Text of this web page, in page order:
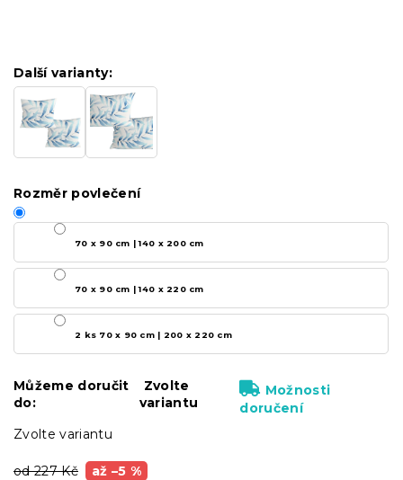
od 227 Kč až –5 %
Zvolte variantu
Další varianty:
Rozměr povlečení
70 x 90 cm | 140 x 200 cm
70 x 90 cm | 140 x 220 cm
2 ks 70 x 90 cm | 200 x 220 cm
Můžeme doručit
do:
Zvolte
variantu
Možnosti
doručení